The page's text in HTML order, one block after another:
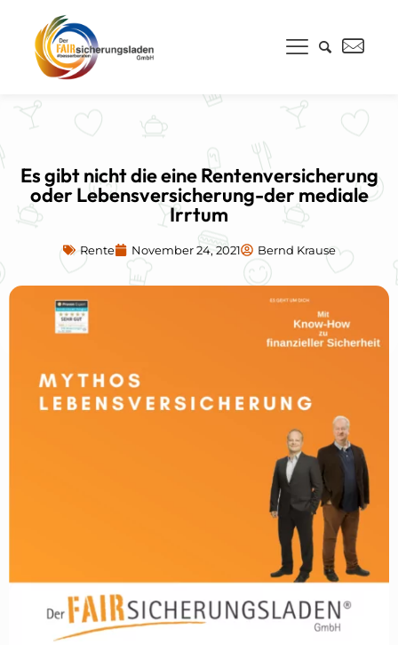
Es gibt nicht die eine Rentenversicherung
oder Lebensversicherung-der mediale
Irrtum
Rente November 24, 2021 Bernd Krause